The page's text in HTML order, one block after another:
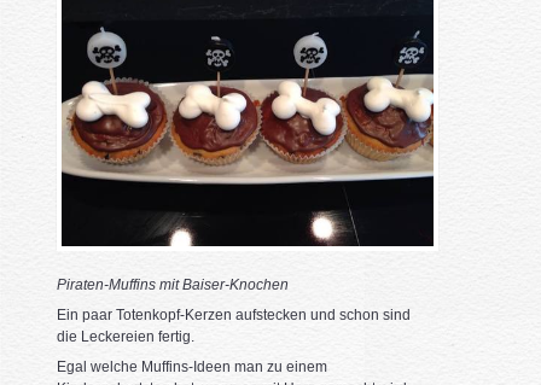
Piraten-Muffins mit Baiser-Knochen
Ein paar Totenkopf-Kerzen aufstecken und schon sind
die Leckereien fertig.
Egal welche Muffins-Ideen man zu einem